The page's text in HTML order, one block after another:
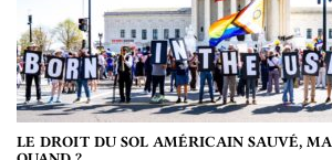
LE DROIT DU SOL AMÉRICAIN SAUVÉ,